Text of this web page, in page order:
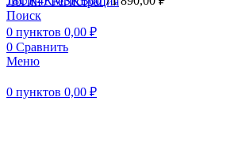
Поиск
0 пунктов 0,00 ₽
0 Сравнить
Меню
0 пунктов 0,00 ₽